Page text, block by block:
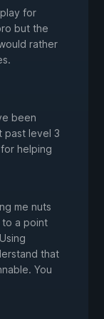
for
but the
rather
been
past level 3
helping
me nuts
to a point
that
You